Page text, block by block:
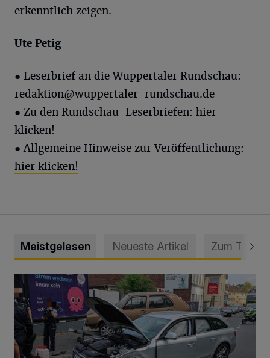
erkenntlich zeigen.
Ute Petig
● Leserbrief an die Wuppertaler Rundschau:
redaktion@wuppertaler-rundschau.de
● Zu den Rundschau-Leserbriefen: hier
klicken!
● Allgemeine Hinweise zur Veröffentlichung:
hier klicken!
Meistgelesen Neueste Artikel Zum Thema
Schwerer Unfall mit 2,48 Promille